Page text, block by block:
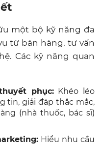
một bộ kỹ năng đa
từ bán hàng, tư vấn
Các kỹ năng quan
phục:Khéo léo
tin, giải đáp thắc mắc,
(nhà thuốc, bác sĩ)
Hiểu nhu cầu